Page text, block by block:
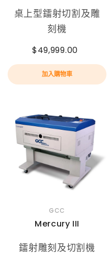
桌上型鐳射切割及雕
刻機
$49,999.00
加入購物車
GCC
Mercury III
鐳射雕刻及切割機